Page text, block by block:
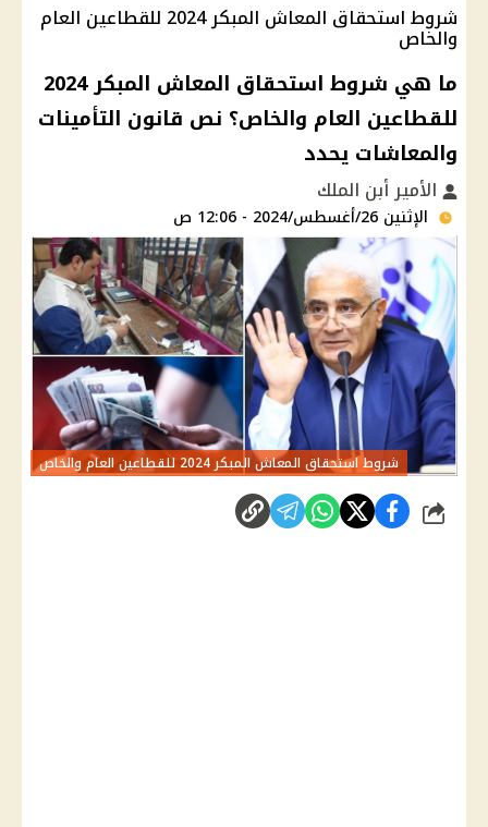
شروط استحقاق المعاش المبكر 2024 للقطاعين العام
والخاص
ما هي شروط استحقاق المعاش المبكر 2024
للقطاعين العام والخاص؟ نص قانون التأمينات
والمعاشات يحدد
الأمير أبن الملك
الإثنين 26/أغسطس/2024 - 12:06 ص
شروط استحقاق المعاش المبكر 2024 للقطاعين العام والخاص
شارك